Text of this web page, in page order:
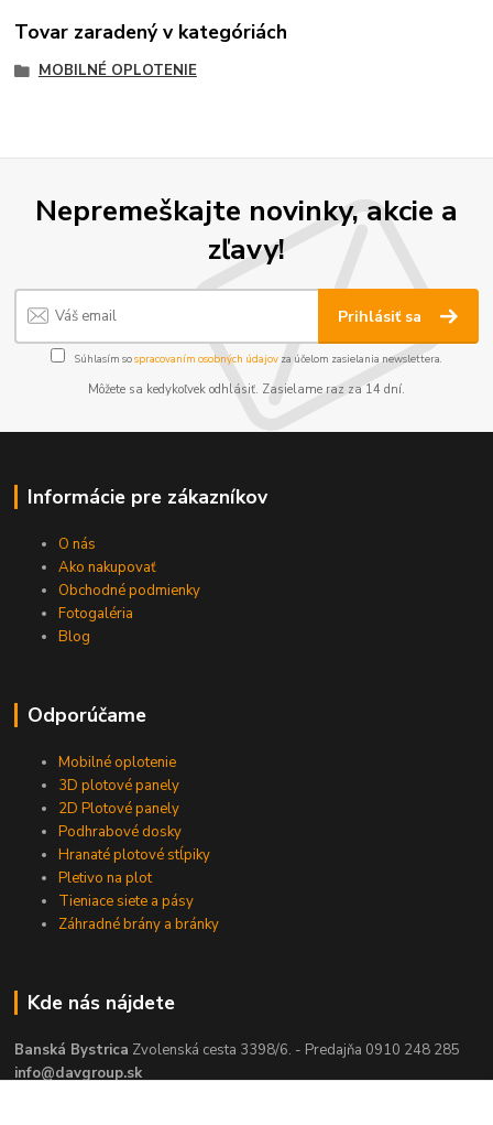
Tovar zaradený v kategóriách
MOBILNÉ OPLOTENIE
Nepremeškajte novinky, akcie a
zľavy!
Prihlásiť sa
Súhlasím sospracovaním osobných údajov za účelom zasielania newslettera.
Môžete sa kedykoľvek odhlásiť. Zasielame raz za 14 dní.
Informácie pre zákazníkov
O nás
Ako nakupovať
Obchodné podmienky
Fotogaléria
Blog
Odporúčame
Mobilné oplotenie
3D plotové panely
2D Plotové panely
Podhrabové dosky
Hranaté plotové stĺpiky
Pletivo na plot
Tieniace siete a pásy
Záhradné brány a bránky
Kde nás nájdete
Banská Bystrica Zvolenská cesta 3398/6. - Predajňa 0910 248 285
info@davgroup.sk